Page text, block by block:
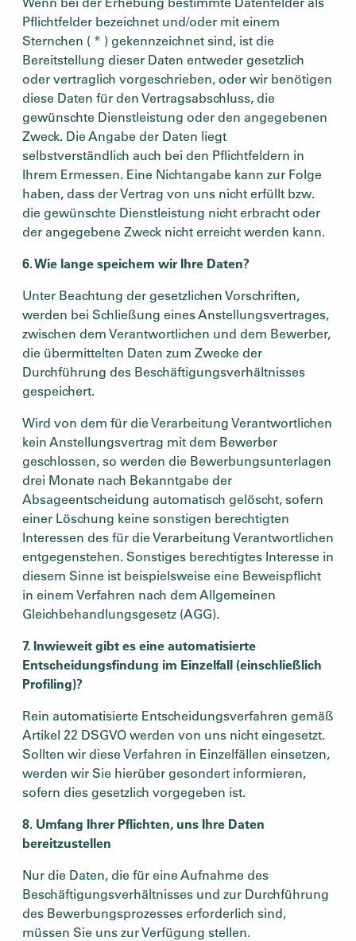
Pflichtfelder bezeichnet und/oder mit einem
Sternchen ( * ) gekennzeichnet sind, ist die
Bereitstellung dieser Daten entweder gesetzlich
oder vertraglich vorgeschrieben, oder wir benötigen
diese Daten für den Vertragsabschluss, die
gewünschte Dienstleistung oder den angegebenen
Zweck. Die Angabe der Daten liegt
selbstverständlich auch bei den Pflichtfeldern in
Ihrem Ermessen. Eine Nichtangabe kann zur Folge
haben, dass der Vertrag von uns nicht erfüllt bzw.
die gewünschte Dienstleistung nicht erbracht oder
der angegebene Zweck nicht erreicht werden kann.
6. Wie lange speichern wir Ihre Daten?
Unter Beachtung der gesetzlichen Vorschriften,
werden bei Schließung eines Anstellungsvertrages,
zwischen dem Verantwortlichen und dem Bewerber,
die übermittelten Daten zum Zwecke der
Durchführung des Beschäftigungsverhältnisses
gespeichert.
Wird von dem für die Verarbeitung Verantwortlichen
kein Anstellungsvertrag mit dem Bewerber
geschlossen, so werden die Bewerbungsunterlagen
drei Monate nach Bekanntgabe der
Absageentscheidung automatisch gelöscht, sofern
einer Löschung keine sonstigen berechtigten
Interessen des für die Verarbeitung Verantwortlichen
entgegenstehen. Sonstiges berechtigtes Interesse in
diesem Sinne ist beispielsweise eine Beweispflicht
in einem Verfahren nach dem Allgemeinen
Gleichbehandlungsgesetz (AGG).
7. Inwieweit gibt es eine automatisierte
Entscheidungsfindung im Einzelfall (einschließlich
Profiling)?
Rein automatisierte Entscheidungsverfahren gemäß
Artikel 22 DSGVO werden von uns nicht eingesetzt.
Sollten wir diese Verfahren in Einzelfällen einsetzen,
werden wir Sie hierüber gesondert informieren,
sofern dies gesetzlich vorgegeben ist.
8. Umfang Ihrer Pflichten, uns Ihre Daten
bereitzustellen
Nur die Daten, die für eine Aufnahme des
Beschäftigungsverhältnisses und zur Durchführung
des Bewerbungsprozesses erforderlich sind,
müssen Sie uns zur Verfügung stellen.